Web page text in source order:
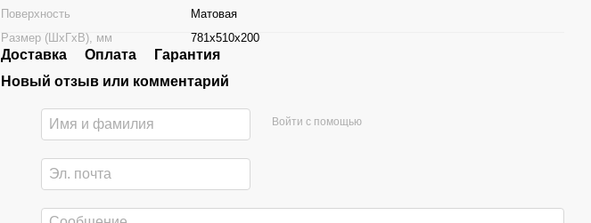
Поверхность
Матовая
Размер (ШхГхВ), мм
781х510х200
Доставка Оплата
Гарантия
Новый отзыв или комментарий
Войти с помощью